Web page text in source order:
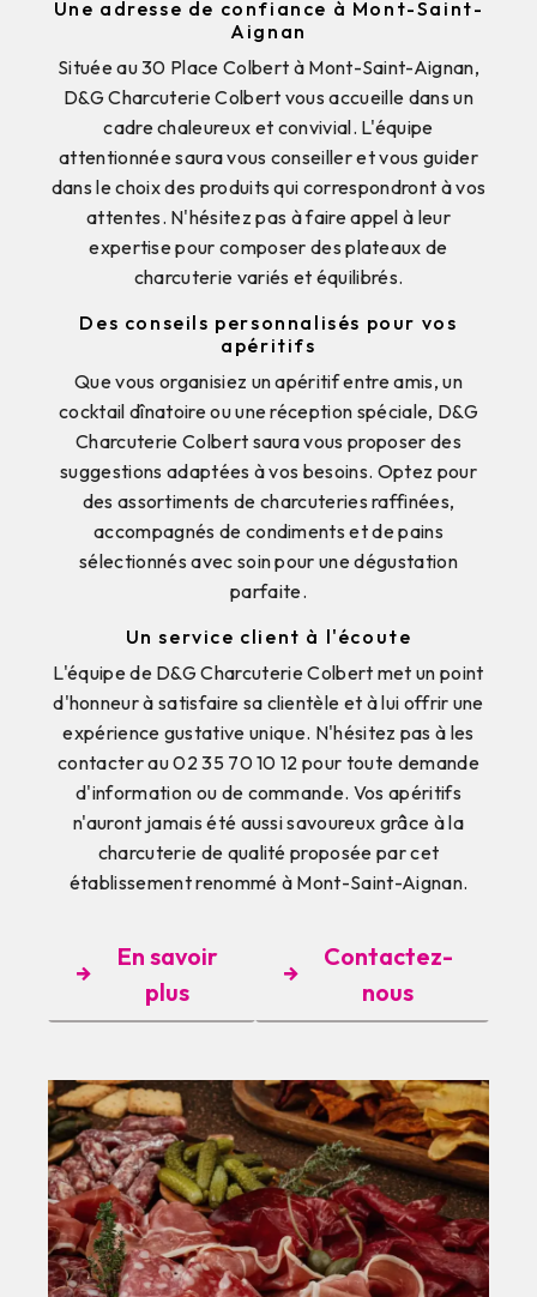
Une adresse de confiance à Mont-Saint-
Aignan
Située au 30 Place Colbert à Mont-Saint-Aignan,
D&G Charcuterie Colbert vous accueille dans un
cadre chaleureux et convivial. L'équipe
attentionnée saura vous conseiller et vous guider
dans le choix des produits qui correspondront à vos
attentes. N'hésitez pas à faire appel à leur
expertise pour composer des plateaux de
charcuterie variés et équilibrés.
Des conseils personnalisés pour vos
apéritifs
Que vous organisiez un apéritif entre amis, un
cocktail dînatoire ou une réception spéciale, D&G
Charcuterie Colbert saura vous proposer des
suggestions adaptées à vos besoins. Optez pour
des assortiments de charcuteries raffinées,
accompagnés de condiments et de pains
sélectionnés avec soin pour une dégustation
parfaite.
Un service client à l'écoute
L'équipe de D&G Charcuterie Colbert met un point
d'honneur à satisfaire sa clientèle et à lui offrir une
expérience gustative unique. N'hésitez pas à les
contacter au 02 35 70 10 12 pour toute demande
d'information ou de commande. Vos apéritifs
n'auront jamais été aussi savoureux grâce à la
charcuterie de qualité proposée par cet
établissement renommé à Mont-Saint-Aignan.
En savoir
plus
Contactez-
nous